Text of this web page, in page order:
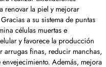
renovar la piel y mejorar
a su sistema de puntas
células muertas e
y favorece la producción
arrugas finas, reducir manchas,
Además, mejora